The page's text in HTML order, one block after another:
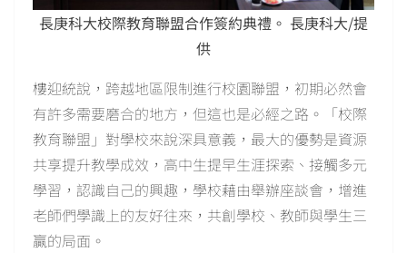
長庚科大校際教育聯盟合作簽約典禮。 長庚科大/提
供
樓迎統說，跨越地區限制進行校園聯盟，初期必然會
有許多需要磨合的地方，但這也是必經之路。「校際
教育聯盟」對學校來說深具意義，最大的優勢是資源
共享提升教學成效，高中生提早生涯探索、接觸多元
學習，認識自己的興趣，學校藉由舉辦座談會，增進
老師們學識上的友好往來，共創學校、教師與學生三
贏的局面。